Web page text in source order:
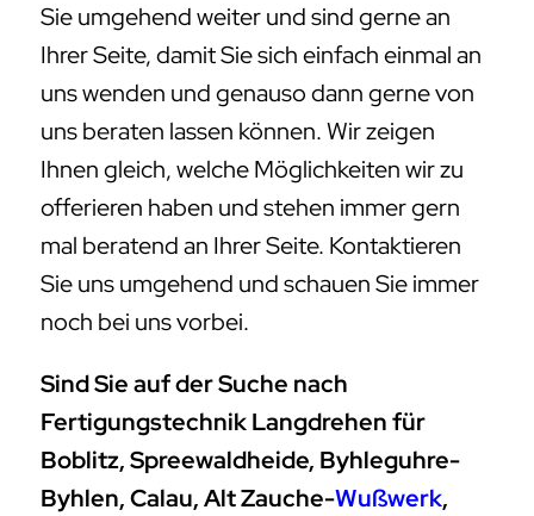
Sie umgehend weiter und sind gerne an
Ihrer Seite, damit Sie sich einfach einmal an
uns wenden und genauso dann gerne von
uns beraten lassen können. Wir zeigen
Ihnen gleich, welche Möglichkeiten wir zu
offerieren haben und stehen immer gern
mal beratend an Ihrer Seite. Kontaktieren
Sie uns umgehend und schauen Sie immer
noch bei uns vorbei.
Sind Sie auf der Suche nach
Fertigungstechnik Langdrehen für
Boblitz, Spreewaldheide, Byhleguhre-
Byhlen, Calau, Alt Zauche-Wußwerk,